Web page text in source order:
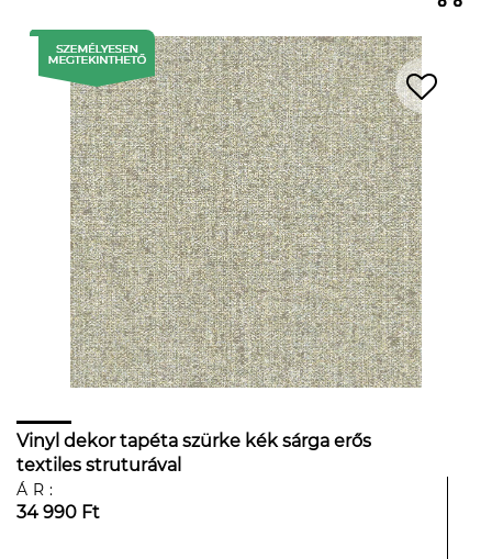
Vinyl dekor tapéta szürke kék sárga erős
textiles struturával
ÁR:
34 990 Ft